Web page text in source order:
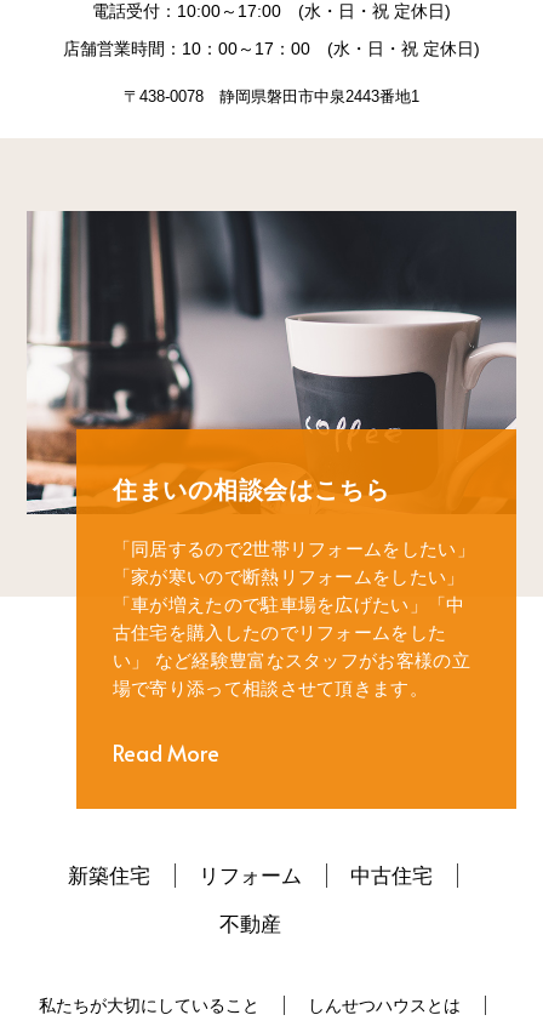
電話受付：10:00～17:00 (水・日・祝 定休日)
店舗営業時間：10：00～17：00 (水・日・祝 定休日)
〒438-0078 静岡県磐田市中泉2443番地1
住まいの相談会はこちら
「同居するので2世帯リフォームをしたい」
「家が寒いので断熱リフォームをしたい」
「車が増えたので駐車場を広げたい」
「中
古住宅を購入したのでリフォームをした
い」
など経験豊富なスタッフがお客様の立
場で寄り添って相談させて頂きます。
Read More
新築住宅 リフォーム
中古住宅
不動産
私たちが大切にしていること しんせつハウスとは